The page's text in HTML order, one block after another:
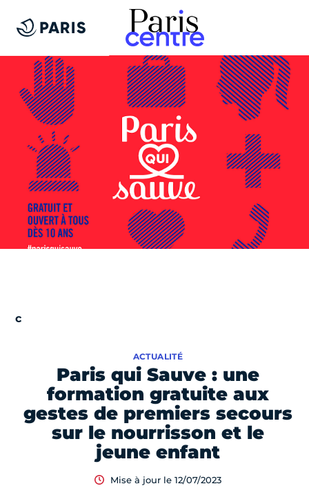
Paris qui Sauve : une
formation gratuite aux
gestes de premiers secours
sur le nourrisson et le
jeune enfant
ACTUALITÉ
Mise à jour le 12/07/2023